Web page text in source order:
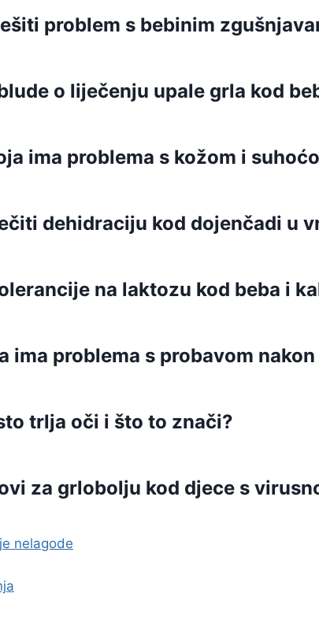
problem s bebinim
o liječenju upale grla kod
ima problema s kožom i
dehidraciju kod dojenčadi u
na laktozu kod beba i
ima problema s probavom
trlja oči i što to znači?
za grlobolju kod djece s
nelagode